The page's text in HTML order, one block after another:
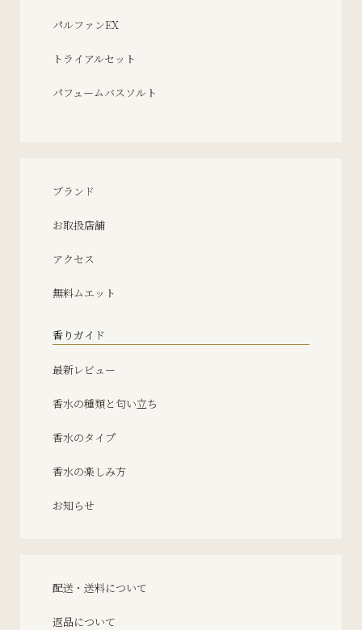
パルファンEX
トライアルセット
パフュームバスソルト
ブランド
お取扱店舗
アクセス
無料ムエット
香りガイド
最新レビュー
香水の種類と匂い立ち
香水のタイプ
香水の楽しみ方
お知らせ
配送・送料について
返品について